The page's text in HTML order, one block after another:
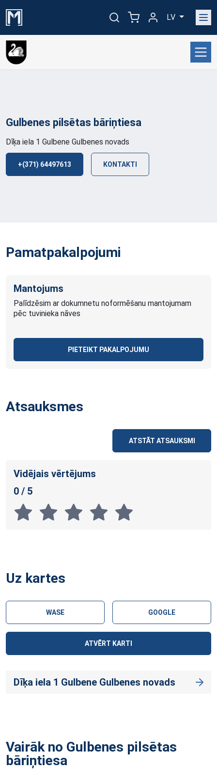
LV
Gulbenes pilsētas bāriņtiesa
Dīķa iela 1 Gulbene Gulbenes novads
+(371) 64497613 KONTAKTI
Pamatpakalpojumi
Mantojums
Palīdzēsim ar dokumnetu noformēšanu mantojumam
pēc tuvinieka nāves
PIETEIKT PAKALPOJUMU
Atsauksmes
ATSTĀT ATSAUKSMI
Vidējais vērtējums
0 / 5
Uz kartes
WASE GOOGLE
ATVĒRT KARTI
Dīķa iela 1 Gulbene Gulbenes novads
Vairāk no Gulbenes pilsētas
bāriņtiesa